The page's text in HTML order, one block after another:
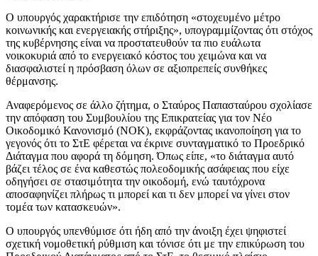
Ο υπουργός χαρακτήρισε την επιδότηση «στοχευμένο μέτρο
κοινωνικής και ενεργειακής στήριξης», υπογραμμίζοντας ότι στόχος
της κυβέρνησης είναι να προστατευθούν τα πιο ευάλωτα
νοικοκυριά από το ενεργειακό κόστος του χειμώνα και να
διασφαλιστεί η πρόσβαση όλων σε αξιοπρεπείς συνθήκες
θέρμανσης.
Αναφερόμενος σε άλλο ζήτημα, ο Σταύρος Παπασταύρου σχολίασε
την απόφαση του Συμβουλίου της Επικρατείας για τον Νέο
Οικοδομικό Κανονισμό (ΝΟΚ), εκφράζοντας ικανοποίηση για το
γεγονός ότι το ΣτΕ φέρεται να έκρινε συνταγματικό το Προεδρικό
Διάταγμα που αφορά τη δόμηση. Όπως είπε, «το διάταγμα αυτό
βάζει τέλος σε ένα καθεστώς πολεοδομικής ασάφειας που είχε
οδηγήσει σε στασιμότητα την οικοδομή, ενώ ταυτόχρονα
αποσαφηνίζει πλήρως τι μπορεί και τι δεν μπορεί να γίνει στον
τομέα των κατασκευών».
Ο υπουργός υπενθύμισε ότι ήδη από την άνοιξη έχει ψηφιστεί
σχετική νομοθετική ρύθμιση και τόνισε ότι με την επικύρωση του